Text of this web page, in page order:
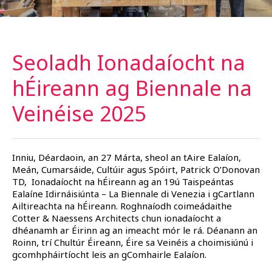
Seoladh Ionadaíocht na
hÉireann ag Biennale na
Veinéise 2025
Inniu, Déardaoin, an 27 Márta, sheol an tAire Ealaíon,
Meán, Cumarsáide, Cultúir agus Spóirt, Patrick O’Donovan
TD, Ionadaíocht na hÉireann ag an 19ú Taispeántas
Ealaíne Idirnáisiúnta – La Biennale di Venezia i gCartlann
Ailtireachta na hÉireann. Roghnaíodh coimeádaithe
Cotter & Naessens Architects chun ionadaíocht a
dhéanamh ar Éirinn ag an imeacht mór le rá. Déanann an
Roinn, trí Chultúr Éireann, Éire sa Veinéis a choimisiúnú i
gcomhpháirtíocht leis an gComhairle Ealaíon.